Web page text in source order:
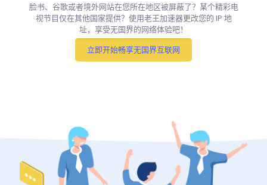
脸书、谷歌或者境外网站在您所在地区被屏蔽了？某个精彩电
视节目仅在其他国家提供？使用老王加速器更改您的 IP 地
址，享受无国界的网络体验吧！
立即开始畅享无国界互联网